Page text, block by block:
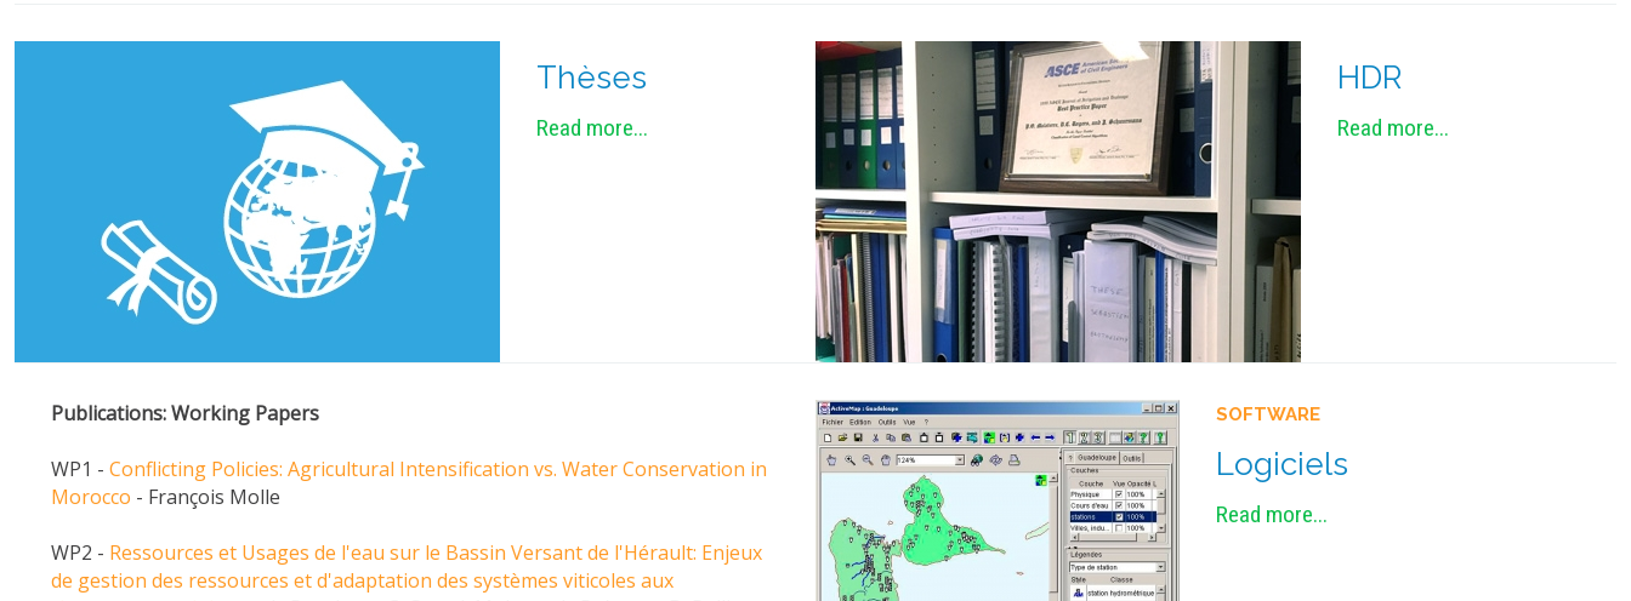
Thèses
Read more...
HDR
Read more...
Publications: Working Papers
WP1 - Conflicting Policies: Agricultural Intensification vs. Water Conservation in
Morocco - François Molle
WP2 - Ressources et Usages de l'eau sur le Bassin Versant de l'Hérault: Enjeux
de gestion des ressources et d'adaptation des systèmes viticoles aux
SOFTWARE
Logiciels
Read more...